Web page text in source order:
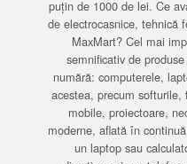
puțin de 1000 de lei. Ce
de electrocasnice, tehnică
MaxMart? Cel mai
semnificativ de
numără: computerele,
acestea, precum
mobile, proiectoare,
moderne, aflată în
un laptop sau